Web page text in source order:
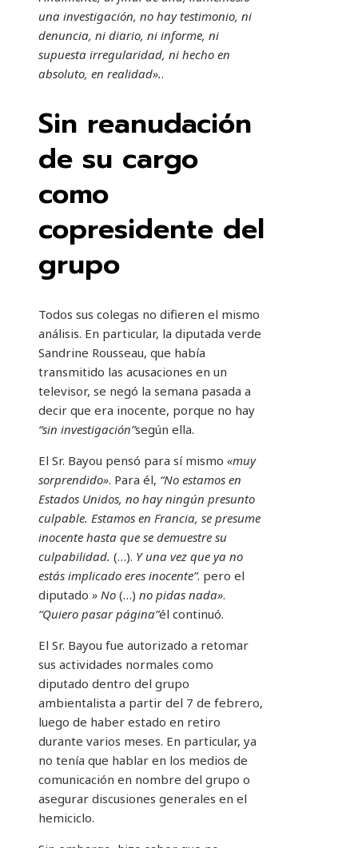
una investigación, no hay testimonio, ni
denuncia, ni diario, ni informe, ni
supuesta irregularidad, ni hecho en
absoluto, en realidad»..
Sin reanudación
de su cargo
como
copresidente del
grupo
Todos sus colegas no difieren el mismo
análisis. En particular, la diputada verde
Sandrine Rousseau, que había
transmitido las acusaciones en un
televisor, se negó la semana pasada a
decir que era inocente, porque no hay
“sin investigación”según ella.
El Sr. Bayou pensó para sí mismo «muy
sorprendido». Para él, “No estamos en
Estados Unidos, no hay ningún presunto
culpable. Estamos en Francia, se presume
inocente hasta que se demuestre su
culpabilidad. (…). Y una vez que ya no
estás implicado eres inocente”. pero el
diputado » No (…) no pidas nada».
“Quiero pasar página”él continuó.
El Sr. Bayou fue autorizado a retomar
sus actividades normales como
diputado dentro del grupo
ambientalista a partir del 7 de febrero,
luego de haber estado en retiro
durante varios meses. En particular, ya
no tenía que hablar en los medios de
comunicación en nombre del grupo o
asegurar discusiones generales en el
hemiciclo.